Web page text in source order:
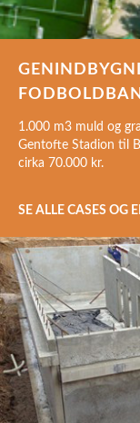
1.000 m3 muld og
Gentofte Stadion til
cirka 70.000 kr.
SE ALLE CASES OG